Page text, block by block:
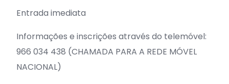
Entrada imediata
Informações e inscrições através do telemóvel:
966 034 438 (CHAMADA PARA A REDE MÓVEL
NACIONAL)